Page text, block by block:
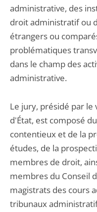
administrative, des
droit administratif ou
étrangers ou
problématiques
dans le champ des
administrative.
Le jury, présidé par le
d'État, est composé
contentieux et de la
études, de la
membres de droit,
membres du Conseil
magistrats des cours
tribunaux